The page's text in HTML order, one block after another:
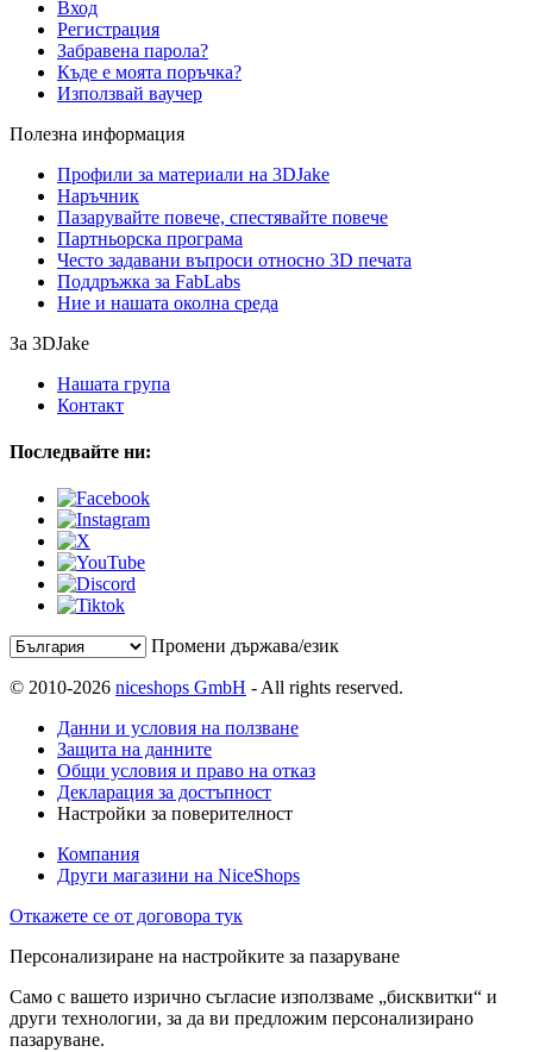
Вход
Регистрация
Забравена парола?
Къде е моята поръчка?
Използвай ваучер
Полезна информация
Профили за материали на 3DJake
Наръчник
Пазарувайте повече, спестявайте повече
Партньорска програма
Често задавани въпроси относно 3D печата
Поддръжка за FabLabs
Ние и нашата околна среда
За 3DJake
Нашата група
Контакт
Последвайте ни:
Промени държава/език
© 2010-2026 niceshops GmbH - All rights reserved.
Данни и условия на ползване
Защита на данните
Общи условия и право на отказ
Декларация за достъпност
Настройки за поверителност
Компания
Други магазини на NiceShops
Откажете се от договора тук
Персонализиране на настройките за пазаруване
Само с вашето изрично съгласие използваме „бисквитки“ и
други технологии, за да ви предложим персонализирано
пазаруване.